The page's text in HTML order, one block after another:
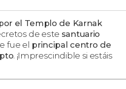
el Templo de Karnak
de este santuario
fue el principal centro de
. ¡Imprescindible si estáis